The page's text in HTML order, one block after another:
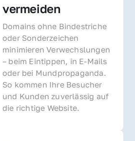
vermeiden
Domains ohne Bindestriche
oder Sonderzeichen
minimieren Verwechslungen
– beim Eintippen, in E-Mails
oder bei Mundpropaganda.
So kommen Ihre Besucher
und Kunden zuverlässig auf
die richtige Website.